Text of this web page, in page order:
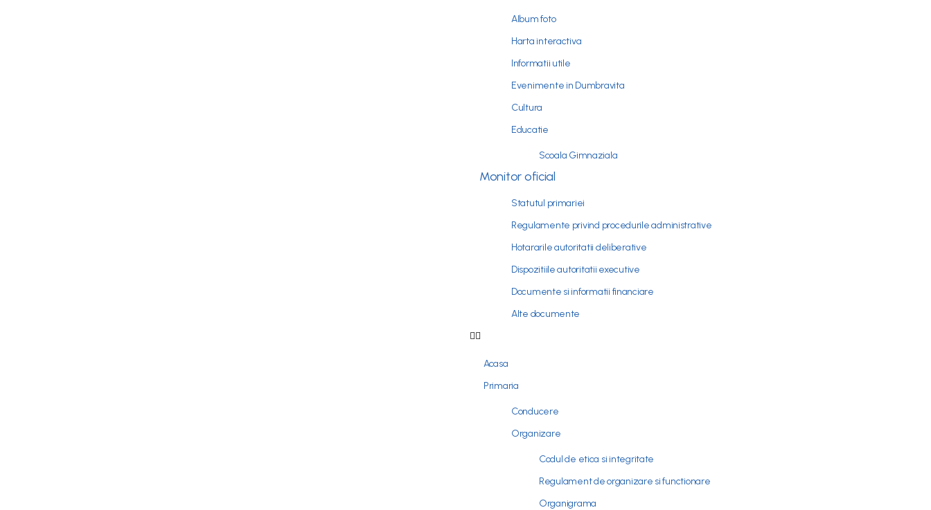
Album foto
Harta interactiva
Informatii utile
Evenimente in Dumbravita
Cultura
Educatie
Scoala Gimnaziala
Monitor oficial
Statutul primariei
Regulamente privind procedurile administrative
Hotararile autoritatii deliberative
Dispozitiile autoritatii executive
Documente si informatii financiare
Alte documente
Acasa
Primaria
Conducere
Organizare
Codul de etica si integritate
Regulament de organizare si functionare
Organigrama